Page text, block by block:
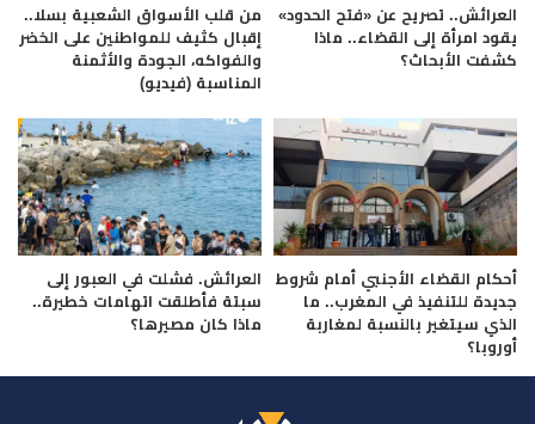
العرائش.. تصريح عن «فتح الحدود»
يقود امرأة إلى القضاء.. ماذا
كشفت الأبحاث؟
من قلب الأسواق الشعبية بسلا..
إقبال كثيف للمواطنين على الخضر
والفواكه، الجودة والأثمنة
المناسبة (فيديو)
أحكام القضاء الأجنبي أمام شروط
جديدة للتنفيذ في المغرب.. ما
الذي سيتغير بالنسبة لمغاربة
أوروبا؟
العرائش. فشلت في العبور إلى
سبتة فأطلقت اتهامات خطيرة..
ماذا كان مصيرها؟